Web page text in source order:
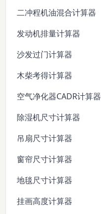
二冲程机油混合计算器
发动机排量计算器
沙发过门计算器
木柴考得计算器
空气净化器CADR计算器
除湿机尺寸计算器
吊扇尺寸计算器
窗帘尺寸计算器
地毯尺寸计算器
挂画高度计算器